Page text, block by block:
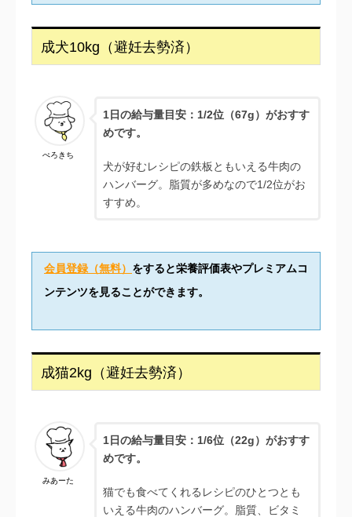
成犬10kg（避妊去勢済）
ぺろきち
1日の給与量目安：1/2位（67g）がおすす
めです。
犬が好むレシピの鉄板ともいえる牛肉の
ハンバーグ。脂質が多めなので1/2位がお
すすめ。
会員登録（無料） をすると栄養評価表やプレミアムコ
ンテンツを見ることができます。
成猫2kg（避妊去勢済）
みあーた
1日の給与量目安：1/6位（22g）がおすす
めです。
猫でも食べてくれるレシピのひとつとも
いえる牛肉のハンバーグ。脂質、ビタミ